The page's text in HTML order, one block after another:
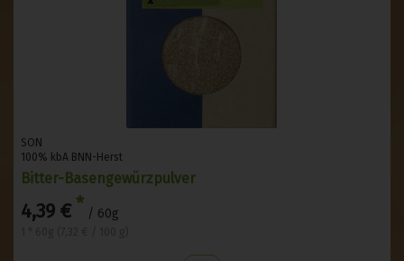
SON
100% kbA BNN-Herst
Bitter-Basengewürzpulver
4,39 € * / 60g